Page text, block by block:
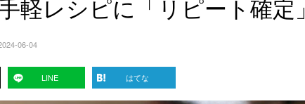
軽レシピに「リピート確定」
06-04
LINE はてな